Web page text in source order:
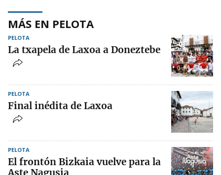
MÁS EN PELOTA
PELOTA
La txapela de Laxoa a Doneztebe
PELOTA
Final inédita de Laxoa
PELOTA
El frontón Bizkaia vuelve para la